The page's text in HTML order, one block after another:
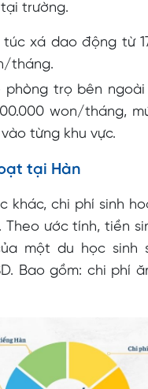
trường.
xá dao động từ
tháng.
phòng trọ bên
won/tháng,
từng khu vực.
tại Hàn
khác, chi phí sinh
Theo ước tính, tiền
một du học sinh
Bao gồm: chi phí